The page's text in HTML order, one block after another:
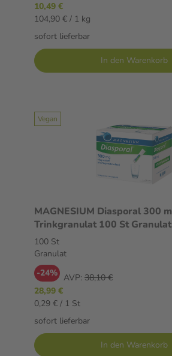
10,49 €
104,90 € / 1 kg
sofort lieferbar
In den Warenkorb
Vegan
MAGNESIUM Diasporal 300 mg
Trinkgranulat 100 St Granulat
100 St
Granulat
-24% AVP: 38,10 €
28,99 €
0,29 € / 1 St
sofort lieferbar
In den Warenkorb